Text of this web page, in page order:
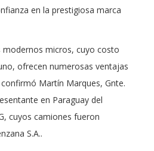
en la prestigiosa marca
modernos micros, cuyo costo
ofrecen numerosas ventajas
Martín Marques, Gnte.
en Paraguay del
cuyos camiones fueron
S.A..